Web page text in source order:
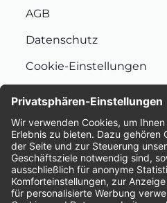
AGB
Datenschutz
Cookie-Einstellungen
Bewertungen